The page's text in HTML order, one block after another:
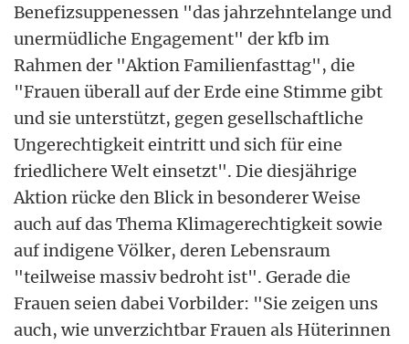
Benefizsuppenessen "das jahrzehntelange und
unermüdliche Engagement" der kfb im
Rahmen der "Aktion Familienfasttag", die
"Frauen überall auf der Erde eine Stimme gibt
und sie unterstützt, gegen gesellschaftliche
Ungerechtigkeit eintritt und sich für eine
friedlichere Welt einsetzt". Die diesjährige
Aktion rücke den Blick in besonderer Weise
auch auf das Thema Klimagerechtigkeit sowie
auf indigene Völker, deren Lebensraum
"teilweise massiv bedroht ist". Gerade die
Frauen seien dabei Vorbilder: "Sie zeigen uns
auch, wie unverzichtbar Frauen als Hüterinnen